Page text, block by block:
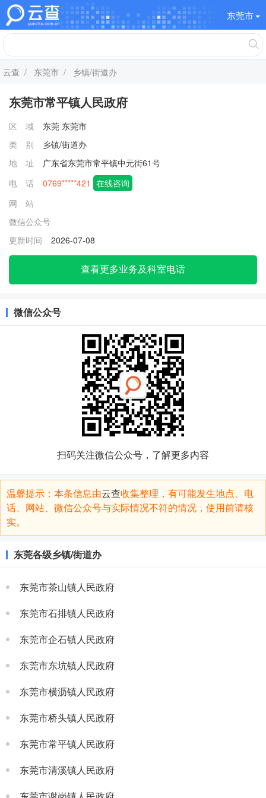
东莞市
云查 / 东莞市 / 乡镇/街道办
东莞市常平镇人民政府
区 域 东莞 东莞市
类 别
乡镇/街道办
地 址
广东省东莞市常平镇中元街61号
电 话
0769*****421 在线咨询
网 站
微信公众号
更新时间
2026-07-08
查看更多业务及科室电话
微信公众号
扫码关注微信公众号，了解更多内容
温馨提示：本条信息由云查收集整理，有可能发生地点、电
话、网站、微信公众号与实际情况不符的情况，使用前请核
实。
东莞各级乡镇/街道办
东莞市茶山镇人民政府
东莞市石排镇人民政府
东莞市企石镇人民政府
东莞市东坑镇人民政府
东莞市横沥镇人民政府
东莞市桥头镇人民政府
东莞市常平镇人民政府
东莞市清溪镇人民政府